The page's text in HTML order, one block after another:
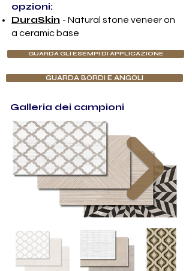
opzioni:​
DuraSkin - Natural stone veneer on
a ceramic base
GUARDA GLI ESEMPI DI APPLICAZIONE
GUARDA BORDI E ANGOLI
Galleria dei campioni